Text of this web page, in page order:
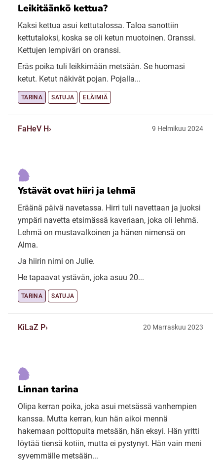
Leikitäänkö kettua?
Kaksi kettua asui kettutalossa. Taloa sanottiin
kettutaloksi, koska se oli ketun muotoinen. Oranssi.
Kettujen lempiväri on oranssi.
Eräs poika tuli leikkimään metsään. Se huomasi
ketut. Ketut näkivät pojan. Pojalla...
TARINA SATUJA ELÄIMIÄ
FaHeV H 9 Helmikuu 2024
Ystävät ovat hiiri ja lehmä
Eräänä päivä navetassa. Hirri tuli navettaan ja juoksi
ympäri navetta etsimässä kaveriaan, joka oli lehmä.
Lehmä on mustavalkoinen ja hänen nimensä on
Alma.
Ja hiirin nimi on Julie.
He tapaavat ystävän, joka asuu 20...
TARINA SATUJA
KiLaZ P 20 Marraskuu 2023
Linnan tarina
Olipa kerran poika, joka asui metsässä vanhempien
kanssa. Mutta kerran, kun hän aikoi mennä
hakemaan polttopuita metsään, hän eksyi. Hän yritti
löytää tiensä kotiin, mutta ei pystynyt. Hän vain meni
syvemmälle metsään...